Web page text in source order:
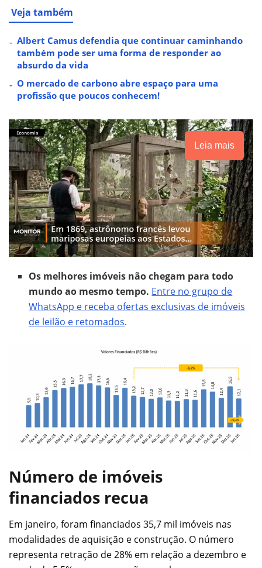
Veja também
Albert Camus defendia que continuar caminhando
também pode ser uma forma de responder ao
absurdo da vida
O mercado de carbono abre espaço para uma
profissão que poucos conhecem!
Leia mais
Os melhores imóveis não chegam para todo
mundo ao mesmo tempo. Entre no grupo de
WhatsApp e receba ofertas exclusivas de imóveis
de leilão e retomados.
Número de imóveis
financiados recua
Em janeiro, foram financiados 35,7 mil imóveis nas
modalidades de aquisição e construção. O número
representa retração de 28% em relação a dezembro e